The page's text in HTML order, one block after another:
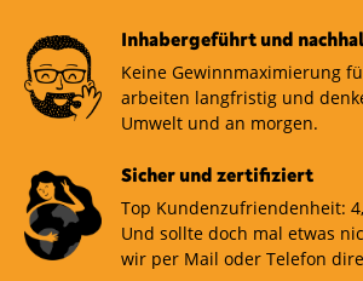
Inhabergeführt und
Keine Gewinnmaximierung
arbeiten langfristig und
Umwelt und an morgen.
Sicher und zertifiziert
Top Kundenzufriendenheit:
Und sollte doch mal etwas
wir per Mail oder Telefon